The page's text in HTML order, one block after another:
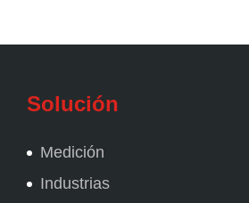
Solución
Medición
Industrias